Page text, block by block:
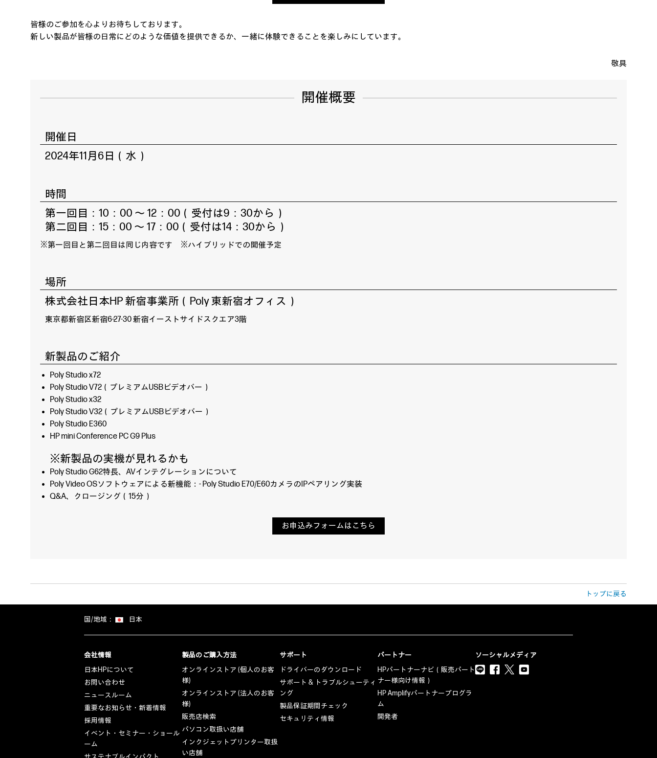
皆様のご参加を心よりお待ちしております。
新しい製品が皆様の日常にどのような価値を提供できるか、一緒に体験できることを楽しみにしています。
敬具
開催概要
開催日
2024年11月6日（水）
時間
第一回目：10：00 ～ 12：00（受付は9：30から）
第二回目：15：00 ～ 17：00（受付は14：30から）
※第一回目と第二回目は同じ内容です ※ハイブリッドでの開催予定
場所
株式会社日本HP 新宿事業所（Poly 東新宿オフィス）
東京都新宿区新宿6-27-30 新宿イーストサイドスクエア3階
新製品のご紹介
Poly Studio x72
Poly Studio V72（プレミアムUSBビデオバー）
Poly Studio x32
Poly Studio V32（プレミアムUSBビデオバー）
Poly Studio E360
HP mini Conference PC G9 Plus
※新製品の実機が見れるかも
Poly Studio G62特長、AVインテグレーションについて
Poly Video OSソフトウェアによる新機能：- Poly Studio E70/E60カメラのIPペアリング実装
Q&A、クロージング（15分）
お申込みフォームはこちら
トップに戻る
国/地域： 日本
会社情報
日本HPについて
お問い合わせ
ニュースルーム
重要なお知らせ・新着情報
採用情報
イベント・セミナー・ショール
ーム
製品のご購入方法
オンラインストア (個人のお客
様)
オンラインストア (法人のお客
様)
販売店検索
パソコン取扱い店舗
インクジェットプリンター取扱
い店舗
サポート
ドライバーのダウンロード
サポート & トラブルシューティ
ング
製品保証期間チェック
セキュリティ情報
パートナー
HPパートナーナビ（販売パート
ナー様向け情報）
HP Amplifyパートナープログラ
ム
開発者
ソーシャルメディア